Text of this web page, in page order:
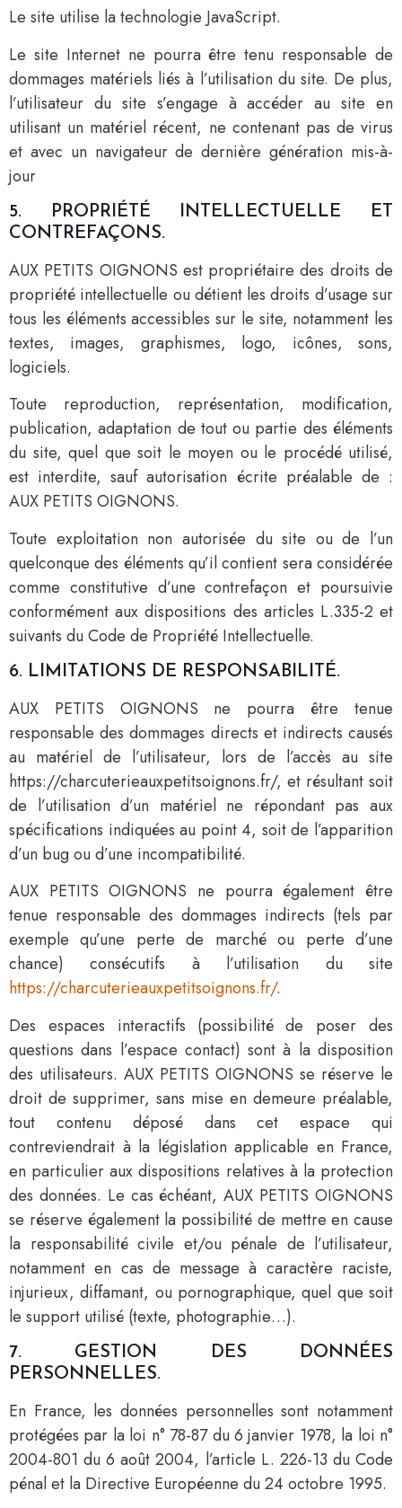
Le site utilise la technologie JavaScript.
Le site Internet ne pourra être tenu responsable de
dommages matériels liés à l’utilisation du site. De plus,
l’utilisateur du site s’engage à accéder au site en
utilisant un matériel récent, ne contenant pas de virus
et avec un navigateur de dernière génération mis-à-
jour
5. PROPRIÉTÉ INTELLECTUELLE ET
CONTREFAÇONS.
AUX PETITS OIGNONS est propriétaire des droits de
propriété intellectuelle ou détient les droits d’usage sur
tous les éléments accessibles sur le site, notamment les
textes, images, graphismes, logo, icônes, sons,
logiciels.
Toute reproduction, représentation, modification,
publication, adaptation de tout ou partie des éléments
du site, quel que soit le moyen ou le procédé utilisé,
est interdite, sauf autorisation écrite préalable de :
AUX PETITS OIGNONS.
Toute exploitation non autorisée du site ou de l’un
quelconque des éléments qu’il contient sera considérée
comme constitutive d’une contrefaçon et poursuivie
conformément aux dispositions des articles L.335-2 et
suivants du Code de Propriété Intellectuelle.
6. LIMITATIONS DE RESPONSABILITÉ.
AUX PETITS OIGNONS ne pourra être tenue
responsable des dommages directs et indirects causés
au matériel de l’utilisateur, lors de l’accès au site
https://charcuterieauxpetitsoignons.fr/, et résultant soit
de l’utilisation d’un matériel ne répondant pas aux
spécifications indiquées au point 4, soit de l’apparition
d’un bug ou d’une incompatibilité.
AUX PETITS OIGNONS ne pourra également être
tenue responsable des dommages indirects (tels par
exemple qu’une perte de marché ou perte d’une
chance) consécutifs à l’utilisation du site
https://charcuterieauxpetitsoignons.fr/.
Des espaces interactifs (possibilité de poser des
questions dans l’espace contact) sont à la disposition
des utilisateurs. AUX PETITS OIGNONS se réserve le
droit de supprimer, sans mise en demeure préalable,
tout contenu déposé dans cet espace qui
contreviendrait à la législation applicable en France,
en particulier aux dispositions relatives à la protection
des données. Le cas échéant, AUX PETITS OIGNONS
se réserve également la possibilité de mettre en cause
la responsabilité civile et/ou pénale de l’utilisateur,
notamment en cas de message à caractère raciste,
injurieux, diffamant, ou pornographique, quel que soit
le support utilisé (texte, photographie…).
7. GESTION DES DONNÉES
PERSONNELLES.
En France, les données personnelles sont notamment
protégées par la loi n° 78-87 du 6 janvier 1978, la loi n°
2004-801 du 6 août 2004, l’article L. 226-13 du Code
pénal et la Directive Européenne du 24 octobre 1995.